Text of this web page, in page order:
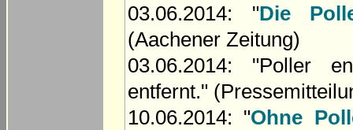
03.06.2014: "Die
(Aachener Zeitung)
03.06.2014: "Poller
entfernt."
10.06.2014: "Ohne